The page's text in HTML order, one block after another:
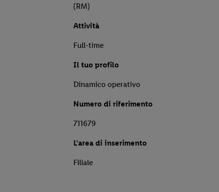
(RM)
Attività
Full-time
Il tuo profilo
Dinamico operativo
Numero di riferimento
711679
L'area di inserimento
Filiale